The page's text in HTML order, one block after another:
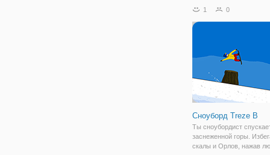
"симулятор", который
или иного персонажа.
1 0
Сноуборд Treze В
Ты сноубордист
заснеженной горы.
скалы и Орлов, нажав